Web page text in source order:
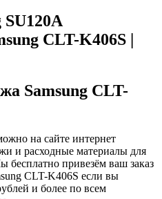
CLT-K406S |
Samsung CLT-
на сайте интернет
и расходные материалы для
бесплатно привезём ваш заказ
CLT-K406S если вы
и более по всем